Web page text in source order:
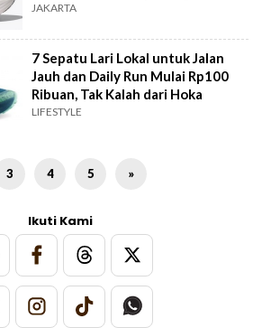
JAKARTA
7 Sepatu Lari Lokal untuk Jalan
Jauh dan Daily Run Mulai Rp100
Ribuan, Tak Kalah dari Hoka
LIFESTYLE
3 4 5 »
Ikuti Kami